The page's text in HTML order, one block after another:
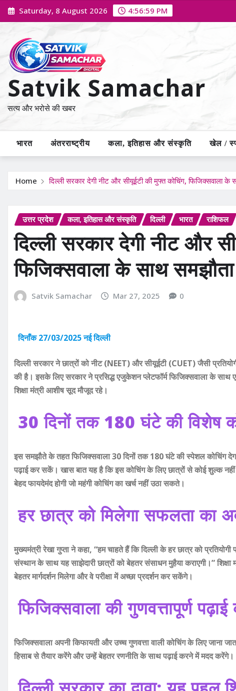
Skip
to
Saturday, 8 August 2026 4:57:00 PM
Satvik Samachar
सत्य और भरोसे की खबर
भारत अंतरराष्ट्रीय कला, इतिहास और संस्कृति खेल /
Home दिल्ली सरकार देगी नीट और सीयूईटी की मुफ्त कोचिंग, फिजिक्सवाला के
उत्तर प्रदेश कला, इतिहास और संस्कृति दिल्ली भारत राशिफल
दिल्ली सरकार देगी नीट और
फिजिक्सवाला के साथ समझौता
Satvik Samachar Mar 27, 2025 0
दिनाँक 27/03/2025 नई दिल्ली
दिल्ली सरकार ने छात्रों को नीट (NEET) और सीयूईटी (CUET) जैसी
की है। इसके लिए सरकार ने प्रसिद्ध एजुकेशन प्लेटफॉर्म फिजिक्सवाला के
शिक्षा मंत्री आशीष सूद मौजूद रहे।
30 दिनों तक 180 घंटे की विशेष
इस समझौते के तहत फिजिक्सवाला 30 दिनों तक 180 घंटे की स्पेशल कोचिंग
पढ़ाई कर सकें। खास बात यह है कि इस कोचिंग के लिए छात्रों से कोई शुल्क
बेहद फायदेमंद होगी जो महंगी कोचिंग का खर्च नहीं उठा सकते।
हर छात्र को मिलेगा सफलता का
मुख्यमंत्री रेखा गुप्ता ने कहा, “हम चाहते हैं कि दिल्ली के हर छात्र को
संस्थान के साथ यह साझेदारी छात्रों को बेहतर संसाधन मुहैया कराएगी।”
बेहतर मार्गदर्शन मिलेगा और वे परीक्षा में अच्छा प्रदर्शन कर सकेंगे।
फिजिक्सवाला की गुणवत्तापूर्ण
फिजिक्सवाला अपनी किफायती और उच्च गुणवत्ता वाली कोचिंग के लिए जाना
हिसाब से तैयार करेंगे और उन्हें बेहतर रणनीति के साथ पढ़ाई करने में मदद करेंगे।